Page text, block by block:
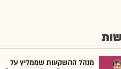
מנהל ההשקעות שממליץ על